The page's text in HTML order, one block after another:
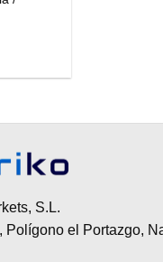
S.L.
Polígono el Portazgo,